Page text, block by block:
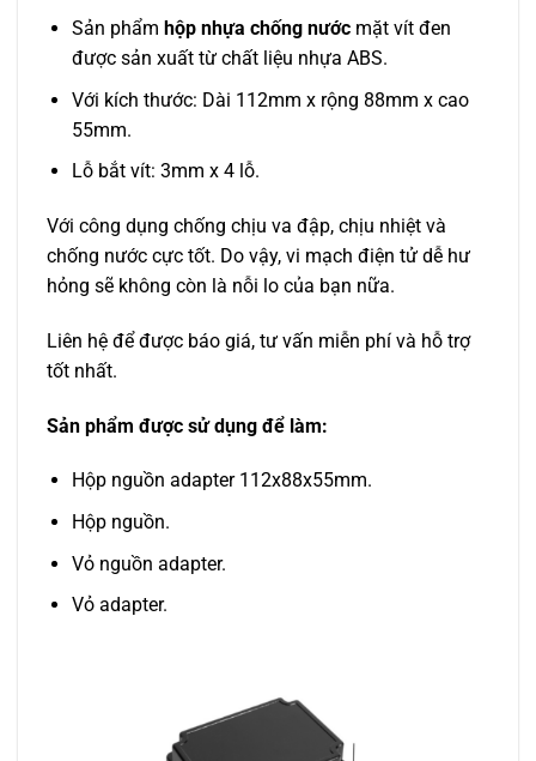
Sản phẩm hộp nhựa chống nướcmặt vít đen
được sản xuất từ chất liệu nhựa ABS.
Với kích thước: Dài 112mm x rộng 88mm x cao
55mm.
Lỗ bắt vít: 3mm x 4 lỗ.
Với công dụng chống chịu va đập, chịu nhiệt và
chống nước cực tốt. Do vậy, vi mạch điện tử dễ hư
hỏng sẽ không còn là nỗi lo của bạn nữa.
Liên hệ để được báo giá, tư vấn miễn phí và hỗ trợ
tốt nhất.
Sản phẩm được sử dụng để làm:
Hộp nguồn adapter 112x88x55mm.
Hộp nguồn.
Vỏ nguồn adapter.
Vỏ adapter.